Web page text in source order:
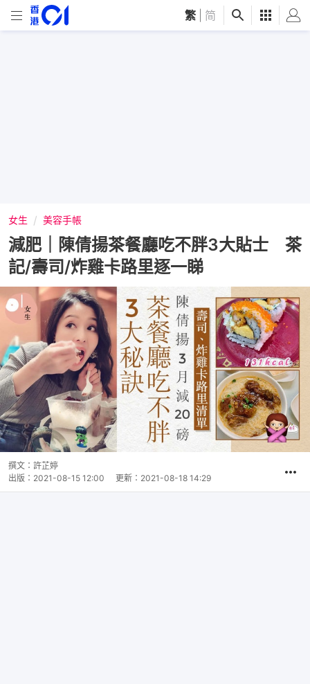
繁 简
女生 美容手帳
減肥｜陳倩揚茶餐廳吃不胖3大貼士 茶
記/壽司/炸雞卡路里逐一睇
撰文： 許芷婷
出版： 2021-08-15 12:00 更新： 2021-08-18 14:29